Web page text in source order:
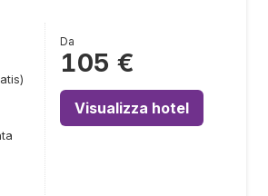
Da
105 €
Visualizza hotel